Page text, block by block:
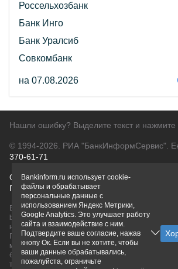
Россельхозбанк
Банк Инго
Банк Уралсиб
Совкомбанк
на 07.08.2026
Нашли ошибку? Выделите текст и нажмите
© 1994-2026. РИА "БанкИнформСервис".
370-61-71
О проектеПолитика конфиденциальности
Правовая информацияДля рекламодателей
Вся информация о продуктах банков,
bankinform.ru, носит исключительно
не является публичной офертой, определяемой
ГК РФ. Информация не содержит точного и
может быть изменена. Конечные условия
банков или при личном обращении.
товарные знаки принадлежит их
Bankinform.ru использует cookie-
файлы и обрабатывает
персональные данные с
использованием Яндекс Метрики,
Google Analytics. Это улучшает работу
сайта и взаимодействие с ним.
Подтвердите ваше согласие, нажав
кнопу Ок. Если вы не хотите, чтобы
ваши данные обрабатывались,
пожалуйста, ограничьте